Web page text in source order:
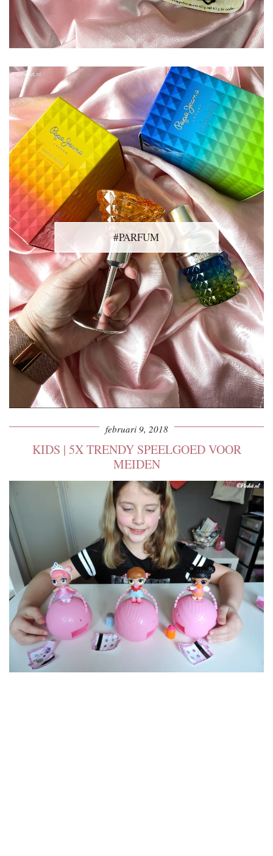
#PARFUM
februari 9, 2018
KIDS | 5X TRENDY SPEELGOED VOOR
MEIDEN